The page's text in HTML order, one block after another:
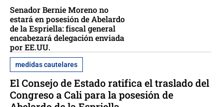
Senador Bernie Moreno no
estará en posesión de Abelardo
de la Espriella: fiscal general
encabezará delegación enviada
por EE.UU.
medidas cautelares
El Consejo de Estado ratifica el traslado del
Congreso a Cali para la posesión de